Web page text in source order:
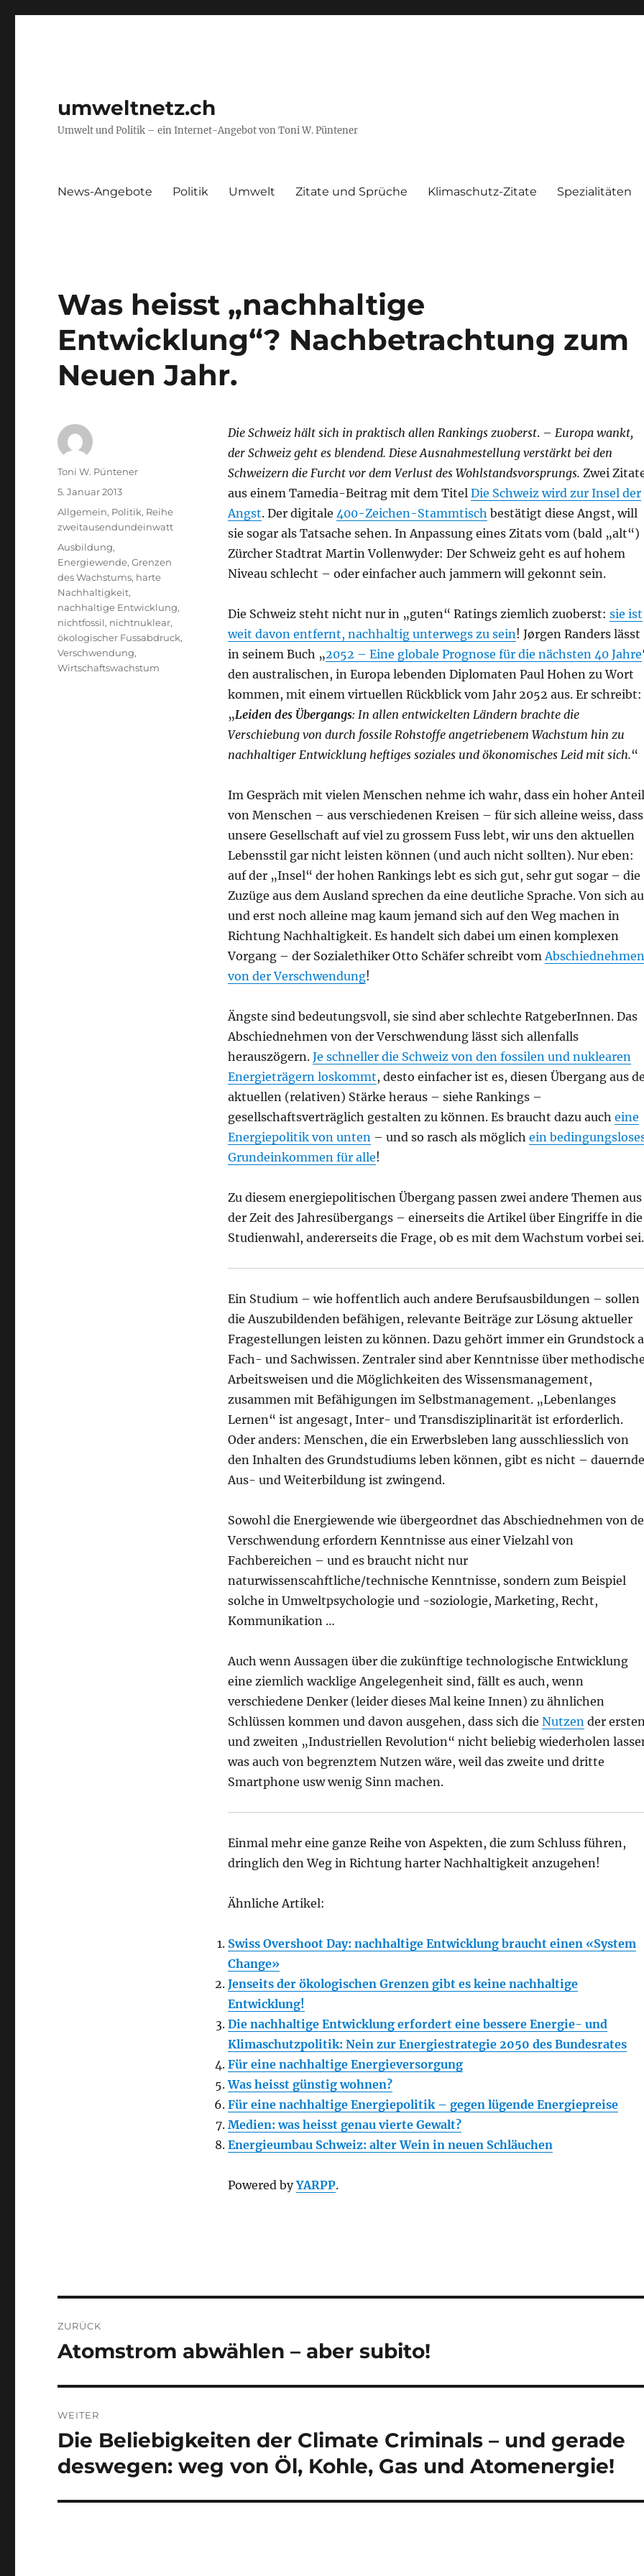
umweltnetz.ch
Umwelt und Politik – ein Internet-Angebot von Toni W. Püntener
News-Angebote Politik Umwelt Zitate und Sprüche Klimaschutz-Zitate Spezialitäten
Was heisst „nachhaltige
Entwicklung“? Nachbetrachtung zum
Neuen Jahr.
Die Schweiz hält sich in praktisch allen Rankings zuoberst. – Europa wankt,
der Schweiz geht es blendend. Diese Ausnahmestellung verstärkt bei den
Schweizern die Furcht vor dem Verlust des Wohlstandsvorsprungs. Zwei
aus einem Tamedia-Beitrag mit dem Titel Die Schweiz wird zur Insel der
Angst. Der digitale 400-Zeichen-Stammtisch bestätigt diese Angst, will
sie sogar als Tatsache sehen. In Anpassung eines Zitats vom (bald „alt“)
Zürcher Stadtrat Martin Vollenwyder: Der Schweiz geht es auf hohem
Niveau schlecht – oder einfacher auch jammern will gekonnt sein.
Die Schweiz steht nicht nur in „guten“ Ratings ziemlich zuoberst: sie ist
weit davon entfernt, nachhaltig unterwegs zu sein! Jørgen Randers lässt
in seinem Buch „2052 – Eine globale Prognose für die nächsten 40 Jahre
den australischen, in Europa lebenden Diplomaten Paul Hohen zu Wort
kommen, mit einem virtuellen Rückblick vom Jahr 2052 aus. Er schreibt:
„Leiden des Übergangs: In allen entwickelten Ländern brachte die
Verschiebung von durch fossile Rohstoffe angetriebenem Wachstum hin zu
nachhaltiger Entwicklung heftiges soziales und ökonomisches Leid mit sich.“
Im Gespräch mit vielen Menschen nehme ich wahr, dass ein hoher Anteil
von Menschen – aus verschiedenen Kreisen – für sich alleine weiss, dass
unsere Gesellschaft auf viel zu grossem Fuss lebt, wir uns den aktuellen
Lebensstil gar nicht leisten können (und auch nicht sollten). Nur eben:
auf der „Insel“ der hohen Rankings lebt es sich gut, sehr gut sogar – die
Zuzüge aus dem Ausland sprechen da eine deutliche Sprache. Von sich
und erst noch alleine mag kaum jemand sich auf den Weg machen in
Richtung Nachhaltigkeit. Es handelt sich dabei um einen komplexen
Vorgang – der Sozialethiker Otto Schäfer schreibt vomAbschiednehmen
von der Verschwendung!
Ängste sind bedeutungsvoll, sie sind aber schlechte RatgeberInnen. Das
Abschiednehmen von der Verschwendung lässt sich allenfalls
herauszögern. Je schneller die Schweiz von den fossilen und nuklearen
Energieträgern loskommt, desto einfacher ist es, diesen Übergang aus
aktuellen (relativen) Stärke heraus – siehe Rankings –
gesellschaftsverträglich gestalten zu können. Es braucht dazu auch eine
Energiepolitik von unten– und so rasch als möglich ein
Grundeinkommen für alle!
Zu diesem energiepolitischen Übergang passen zwei andere Themen aus
der Zeit des Jahresübergangs – einerseits die Artikel über Eingriffe in die
Studienwahl, andererseits die Frage, ob es mit dem Wachstum vorbei sei.
Ein Studium – wie hoffentlich auch andere Berufsausbildungen – sollen
die Auszubildenden befähigen, relevante Beiträge zur Lösung aktueller
Fragestellungen leisten zu können. Dazu gehört immer ein Grundstock
Fach- und Sachwissen. Zentraler sind aber Kenntnisse über
Arbeitsweisen und die Möglichkeiten des Wissensmanagement,
zusammen mit Befähigungen im Selbstmanagement. „Lebenlanges
Lernen“ ist angesagt, Inter- und Transdisziplinarität ist erforderlich.
Oder anders: Menschen, die ein Erwerbsleben lang ausschliesslich von
den Inhalten des Grundstudiums leben können, gibt es nicht – dauernde
Aus- und Weiterbildung ist zwingend.
Sowohl die Energiewende wie übergeordnet das Abschiednehmen von
Verschwendung erfordern Kenntnisse aus einer Vielzahl von
Fachbereichen – und es braucht nicht nur
naturwissenscahftliche/technische Kenntnisse, sondern zum Beispiel
solche in Umweltpsychologie und -soziologie, Marketing, Recht,
Kommunikation …
Auch wenn Aussagen über die zukünftige technologische Entwicklung
eine ziemlich wacklige Angelegenheit sind, fällt es auch, wenn
verschiedene Denker (leider dieses Mal keine Innen) zu ähnlichen
Schlüssen kommen und davon ausgehen, dass sich die Nutzender
und zweiten „Industriellen Revolution“ nicht beliebig wiederholen
was auch von begrenztem Nutzen wäre, weil das zweite und dritte
Smartphone usw wenig Sinn machen.
Einmal mehr eine ganze Reihe von Aspekten, die zum Schluss führen,
dringlich den Weg in Richtung harter Nachhaltigkeit anzugehen!
Ähnliche Artikel:
Swiss Overshoot Day: nachhaltige Entwicklung braucht einen «System
Change»
Jenseits der ökologischen Grenzen gibt es keine nachhaltige
Entwicklung!
Die nachhaltige Entwicklung erfordert eine bessere Energie- und
Klimaschutzpolitik: Nein zur Energiestrategie 2050 des Bundesrates
Für eine nachhaltige Energieversorgung
Was heisst günstig wohnen?
Für eine nachhaltige Energiepolitik – gegen lügende Energiepreise
Medien: was heisst genau vierte Gewalt?
Energieumbau Schweiz: alter Wein in neuen Schläuchen
Powered byYARPP.
Autor
Toni W. Püntener
Veröffentlicht
am
5. Januar 2013
Kategorien
Allgemein, Politik, Reihe
zweitausendundeinwatt
Schlagwörter
Ausbildung,
Energiewende,Grenzen
des Wachstums, harte
Nachhaltigkeit,
nachhaltige Entwicklung,
nichtfossil, nichtnuklear,
ökologischer Fussabdruck,
Verschwendung,
Wirtschaftswachstum
ZURÜCK
Vorheriger
Atomstrom abwählen – aber subito!
WEITER
Nächster
Beitrag:
Die Beliebigkeiten der Climate Criminals – und gerade
deswegen: weg von Öl, Kohle, Gas und Atomenergie!